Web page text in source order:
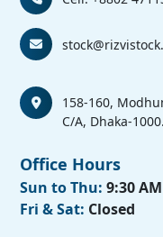
158-160,
C/A, Dhaka-1000.
Office Hours
Sun to Thu: 9:30
Fri & Sat: Closed